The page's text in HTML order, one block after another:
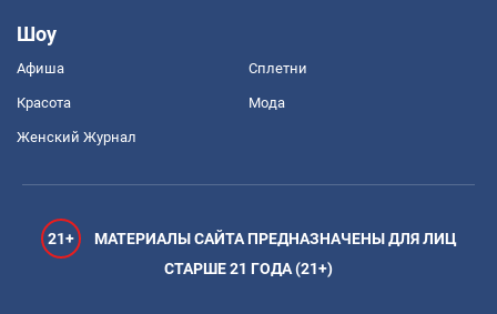
Шоу
Афиша Сплетни
Красота Мода
Женский Журнал
21+
МАТЕРИАЛЫ САЙТА ПРЕДНАЗНАЧЕНЫ ДЛЯ ЛИЦ
СТАРШЕ 21 ГОДА (21+)